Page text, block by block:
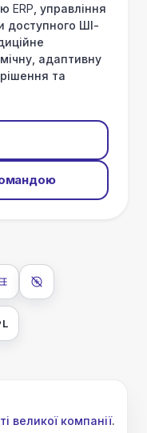
ERP , управління
доступного ШІ-
адаптивну
та
даних у сховищі
даних під час
Ізоляція даних
Без навчання
великої компанії.